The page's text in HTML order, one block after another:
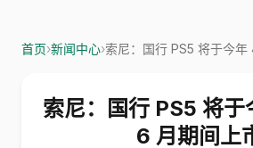
首页›新闻中心›索尼：国行 PS5 将于今
索尼：国行 PS5 将
6 月期间上